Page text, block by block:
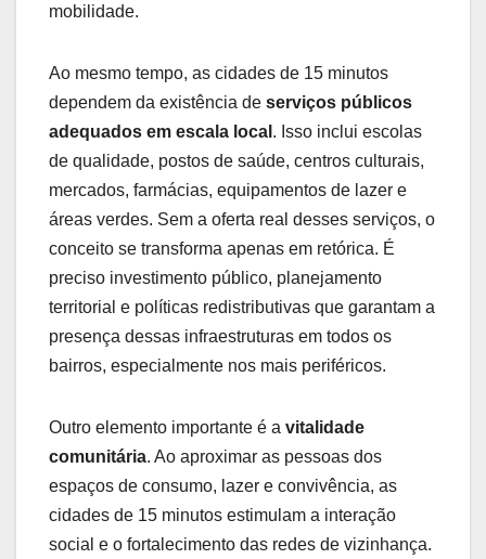
mobilidade.
Ao mesmo tempo, as cidades de 15 minutos
dependem da existência de serviços públicos
adequados em escala local . Isso inclui escolas
de qualidade, postos de saúde, centros culturais,
mercados, farmácias, equipamentos de lazer e
áreas verdes. Sem a oferta real desses serviços, o
conceito se transforma apenas em retórica. É
preciso investimento público, planejamento
territorial e políticas redistributivas que garantam a
presença dessas infraestruturas em todos os
bairros, especialmente nos mais periféricos.
Outro elemento importante é a vitalidade
comunitária. Ao aproximar as pessoas dos
espaços de consumo, lazer e convivência, as
cidades de 15 minutos estimulam a interação
social e o fortalecimento das redes de vizinhança.